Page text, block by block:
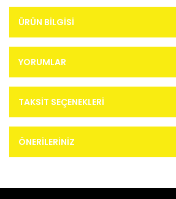
ÜRÜN BILGISI
YORUMLAR
TAKSIT SEÇENEKLERI
ÖNERILERINIZ